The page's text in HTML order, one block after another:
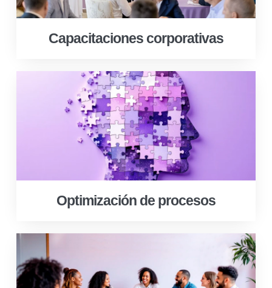
Capacitaciones corporativas
Optimización de procesos